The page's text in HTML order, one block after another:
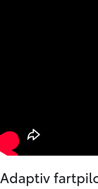
Adaptiv